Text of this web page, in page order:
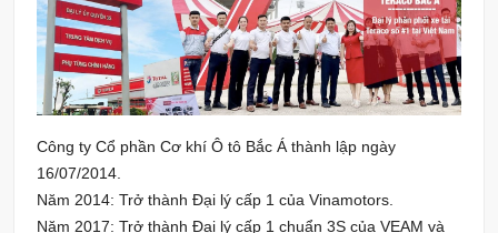
Công ty Cổ phần Cơ khí Ô tô Bắc Á thành lập ngày
16/07/2014.
Năm 2014: Trở thành Đại lý cấp 1 của Vinamotors.
Năm 2017: Trở thành Đại lý cấp 1 chuẩn 3S của VEAM và